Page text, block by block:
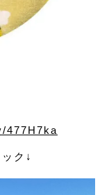
477H7ka
ク↓